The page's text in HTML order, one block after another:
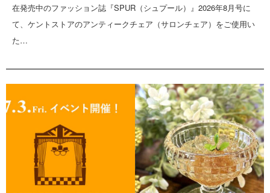
在発売中のファッション誌『SPUR（シュプール）』2026年8月号に
て、ケントストアのアンティークチェア（サロンチェア）をご使用い
た…